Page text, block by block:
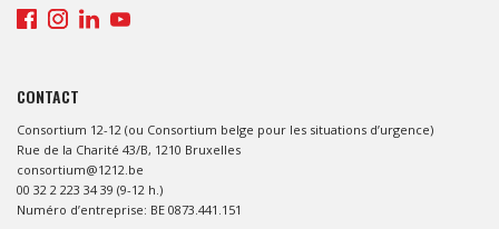
CONTACT
Consortium 12-12 (ou Consortium belge pour les situations d’urgence)
Rue de la Charité 43/B, 1210 Bruxelles
consortium@1212.be
00 32 2 223 34 39 (9-12 h.)
Numéro d’entreprise: BE 0873.441.151